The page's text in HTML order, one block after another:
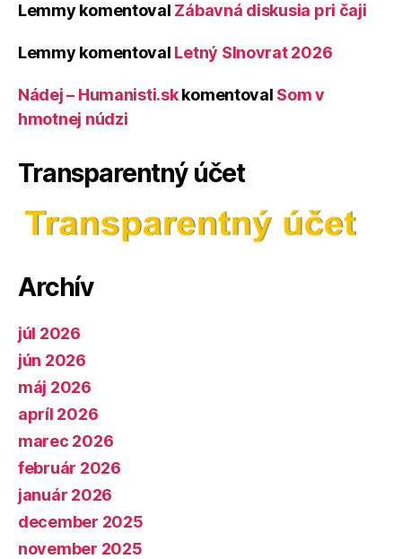
Lemmy komentoval Zábavná diskusia pri čaji
Lemmy komentoval Letný Slnovrat 2026
Nádej – Humanisti.skkomentoval Som v
hmotnej núdzi
Transparentný účet
Archív
júl 2026
jún 2026
máj 2026
apríl 2026
marec 2026
február 2026
január 2026
december 2025
november 2025